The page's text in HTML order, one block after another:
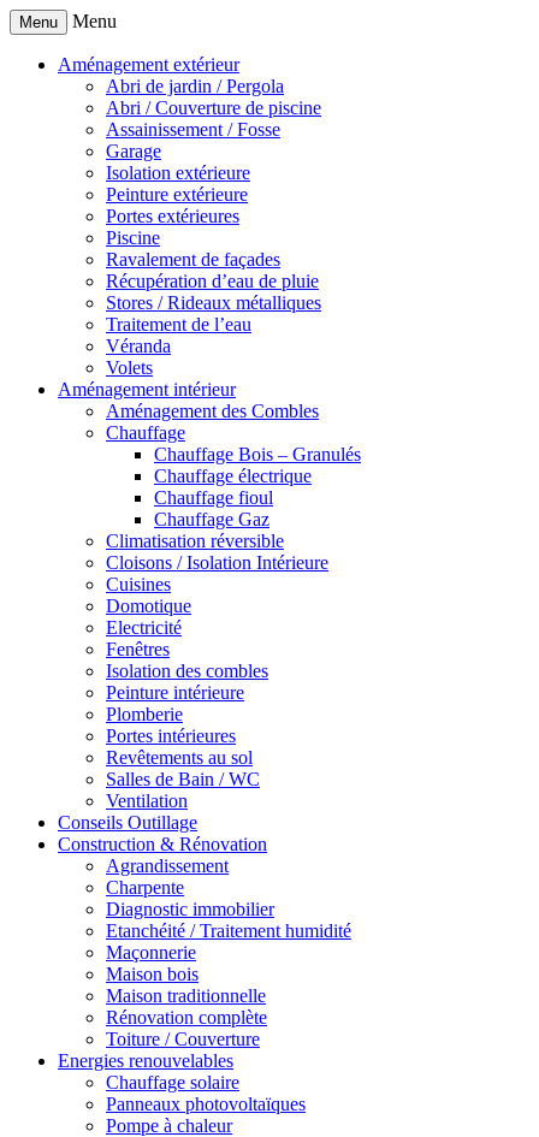
Menu Menu
Aménagement extérieur
Abri de jardin / Pergola
Abri / Couverture de piscine
Assainissement / Fosse
Garage
Isolation extérieure
Peinture extérieure
Portes extérieures
Piscine
Ravalement de façades
Récupération d’eau de pluie
Stores / Rideaux métalliques
Traitement de l’eau
Véranda
Volets
Aménagement intérieur
Aménagement des Combles
Chauffage
Chauffage Bois – Granulés
Chauffage électrique
Chauffage fioul
Chauffage Gaz
Climatisation réversible
Cloisons / Isolation Intérieure
Cuisines
Domotique
Electricité
Fenêtres
Isolation des combles
Peinture intérieure
Plomberie
Portes intérieures
Revêtements au sol
Salles de Bain / WC
Ventilation
Conseils Outillage
Construction & Rénovation
Agrandissement
Charpente
Diagnostic immobilier
Etanchéité / Traitement humidité
Maçonnerie
Maison bois
Maison traditionnelle
Rénovation complète
Toiture / Couverture
Energies renouvelables
Chauffage solaire
Panneaux photovoltaïques
Pompe à chaleur